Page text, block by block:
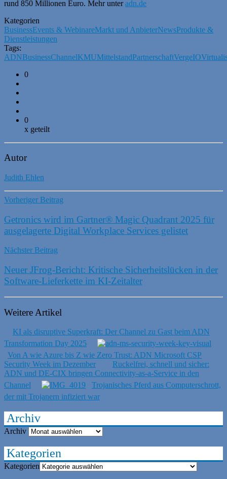
rund 850 Millionen Euro. Mehr unteradn.de
Kategorien
BusinessEvents & WebinareMarkt und AnbieterNewsProdukte &
Dienstleistungen
Tags:
ADNBusinessChannelKMUMittelstandPartnerschaftVergeIO
0
0
x geteilt
Autor
Judith Ehlen
Vorheriger Beitrag
Getronics wird im Gartner® Magic Quadrant 2025 für
ausgelagerte Digital Workplace Services gelistet
Nächster Beitrag
Neuer JFrog-Bericht: Kritische Sicherheitslücken in der
Software-Lieferkette im KI-Zeitalter
Weitere Artikel
KI als disruptive Superkraft: Der Channel zu Gast beim ADN
Transformation Day 2025
Von A wie Azure bis Z wie Zero Trust: ADN Microsoft CSP
Security Week im Dezember
Ruckelfrei, schnell und sicher:
ADN und DE-CIX bringen Connectivity-as-a-Service in den
Channel
Trojanisches Pferd aus Computerschrott,
der mit Trojanern infiziert war
Archiv
Archiv
Kategorien
Kategorien